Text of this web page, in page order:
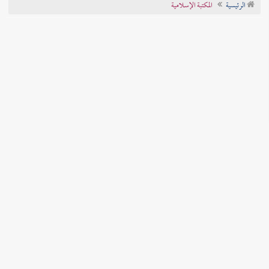
تراجم الأعلام
الرئيسية المكتبة الإسلامية